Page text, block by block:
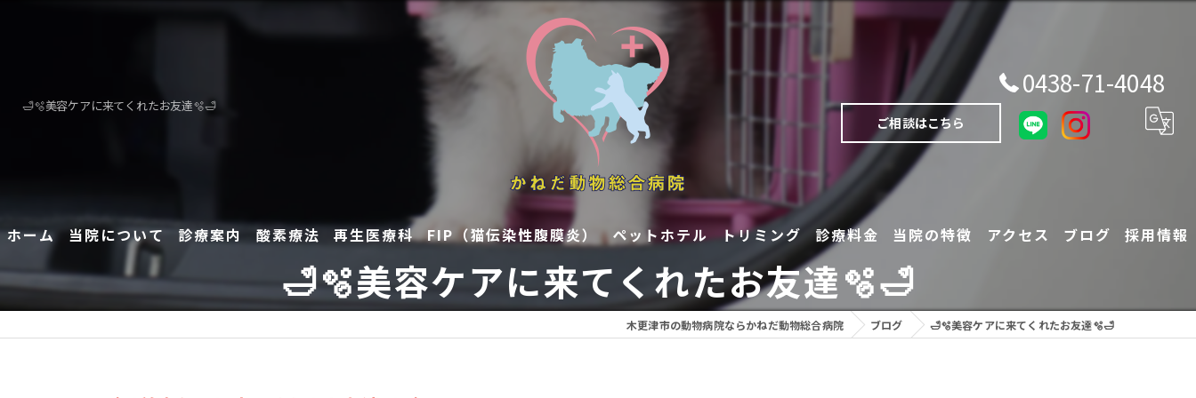
🛁🫧美容ケアに来てくれたお友達🫧🛁
0438-71-4048
ご相談はこちら
ホーム 当院について 診療案内 酸素療法 再生医療科 FIP（猫伝染性腹膜炎） ペットホテル トリミング 診療料金 当院の特徴
犬
猫
アクセス ブログ 採用情報
🛁🫧美容ケアに来てくれたお友達🫧🛁
木更津市の動物病院ならかねだ動物総合病院 ブログ 🛁🫧美容ケアに来てくれたお友達🫧🛁